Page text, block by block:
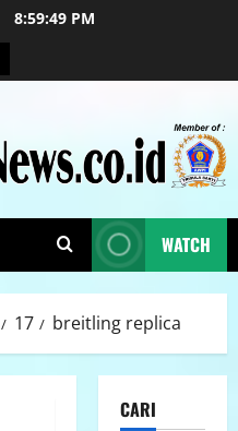
8:59:50 PM
WATCH
17 breitling replica
CARI